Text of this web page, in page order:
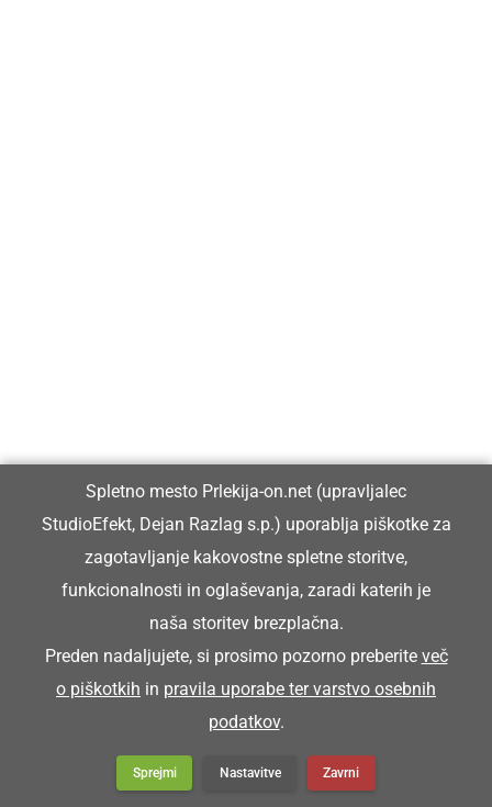
Spletno mesto Prlekija-on.net (upravljalec
StudioEfekt, Dejan Razlag s.p.) uporablja piškotke za
zagotavljanje kakovostne spletne storitve,
funkcionalnosti in oglaševanja, zaradi katerih je
naša storitev brezplačna.
Preden nadaljujete, si prosimo pozorno preberite več
o piškotkih in pravila uporabe ter varstvo osebnih
podatkov.
Sprejmi Nastavitve Zavrni